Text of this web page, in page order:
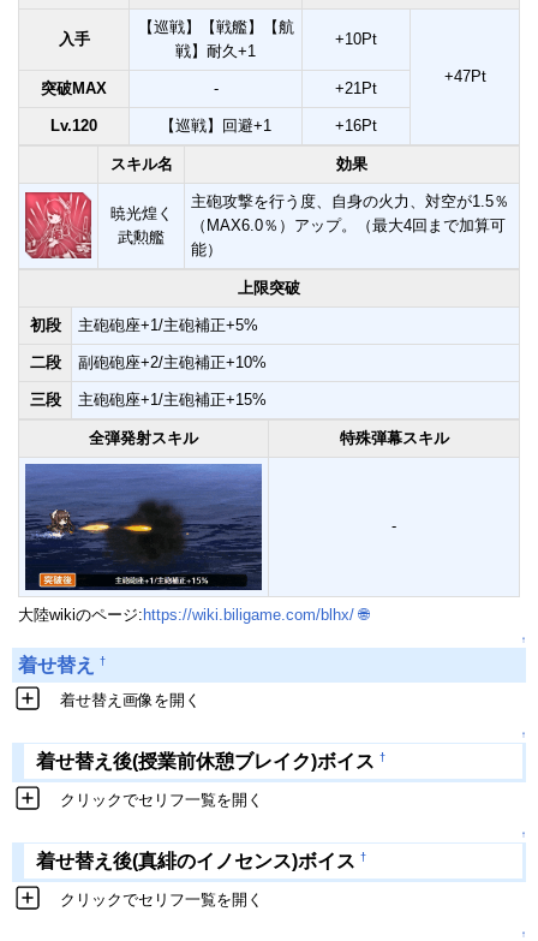
入手
【巡戦】【戦艦】【航
戦】耐久+1
+10Pt
+47Pt
突破MAX - +21Pt
Lv.120 【巡戦】回避+1 +16Pt
スキル名 効果
暁光煌く
武勲艦
主砲攻撃を行う度、自身の火力、対空が1.5％
（MAX6.0％）アップ。（最大4回まで加算可
能）
上限突破
初段 主砲砲座+1/主砲補正+5%
二段 副砲砲座+2/主砲補正+10%
三段 主砲砲座+1/主砲補正+15%
全弾発射スキル 特殊弾幕スキル
-
大陸wikiのページ:https://wiki.biligame.com/blhx/ 🌐
↑
着せ替え †
着せ替え画像を開く
↑
着せ替え後(授業前休憩ブレイク)ボイス †
クリックでセリフ一覧を開く
↑
着せ替え後(真緋のイノセンス)ボイス †
クリックでセリフ一覧を開く
↑